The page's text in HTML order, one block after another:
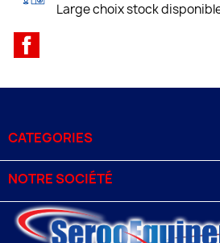
Large choix stock
CATEGORIES
NOTRE SOCIÉTÉ